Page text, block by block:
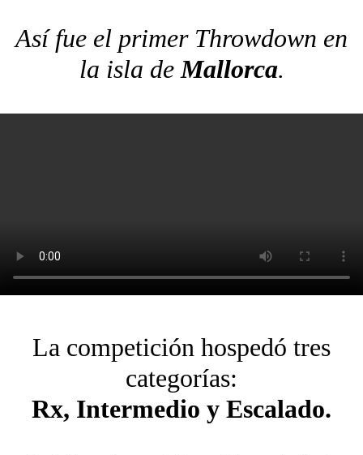
Así fue el primer Throwdown en
la isla de Mallorca.
La competición hospedó tres
categorías:
Rx, Intermedio y Escalado.